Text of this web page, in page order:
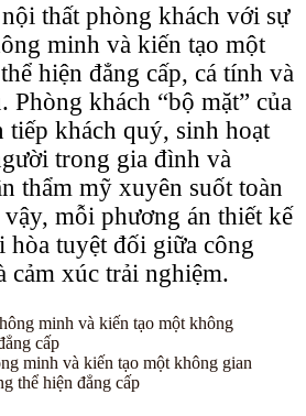
thất phòng khách với sự
minh và kiến tạo một
hiện đẳng cấp, cá tính và
Phòng khách “bộ mặt” của
khách quý, sinh hoạt
trong gia đình và
thẩm mỹ xuyên suốt toàn
mỗi phương án thiết kế
hòa tuyệt đối giữa công
cảm xúc trải nghiệm.
minh và kiến tạo một không gian
thể hiện đẳng cấp